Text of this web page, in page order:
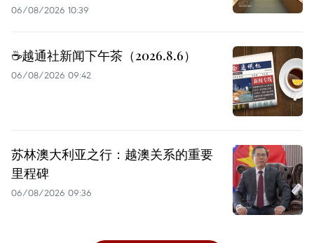
06/08/2026 10:39
☕️越通社新闻下午茶（2026.8.6）
06/08/2026 09:42
苏林澳大利亚之行：越澳关系的重要
里程碑
06/08/2026 09:36